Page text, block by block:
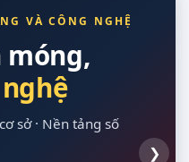
VÀ CÔNG NGHỆ
móng,
sở · Nền tảng số
hiện
❯